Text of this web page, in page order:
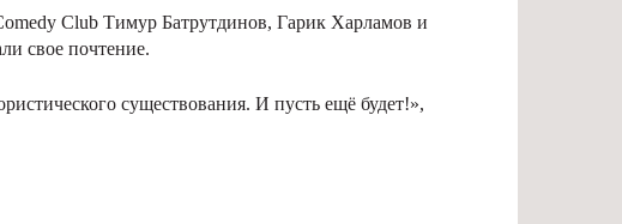
Club Тимур Батрутдинов, Гарик Харламов и
свое почтение.
существования. И пусть ещё будет!»,